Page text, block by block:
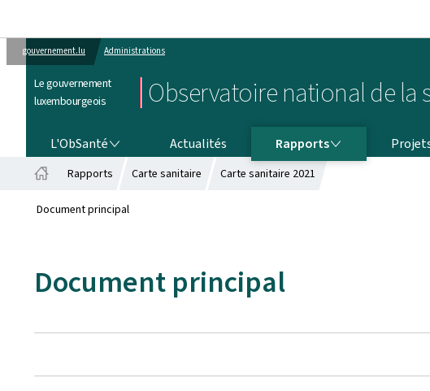
gouvernement.lu Administrations
Le gouvernement
luxembourgeois
Observatoire national de la
L'ObSanté Actualités Rapports
Rapports Carte sanitaire Carte sanitaire 2021
Document principal
Document principal